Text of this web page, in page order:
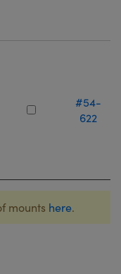
#54-
622
mounts here.